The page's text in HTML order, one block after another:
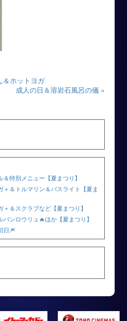
＆ホットヨガ
成人の日＆溶岩石風呂の儀 »
＆特別メニュー【夏まつり】
＋＆トルマリン＆バスライト【夏ま
＋＆スクラブなど【夏まつり】
バンロウリュ🔥ほか【夏まつり】
日🎆